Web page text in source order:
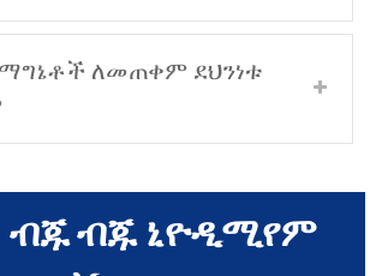
ለመጠቀም ደህንነቱ
ብጁ ብጁ ኒዮዲሚየም